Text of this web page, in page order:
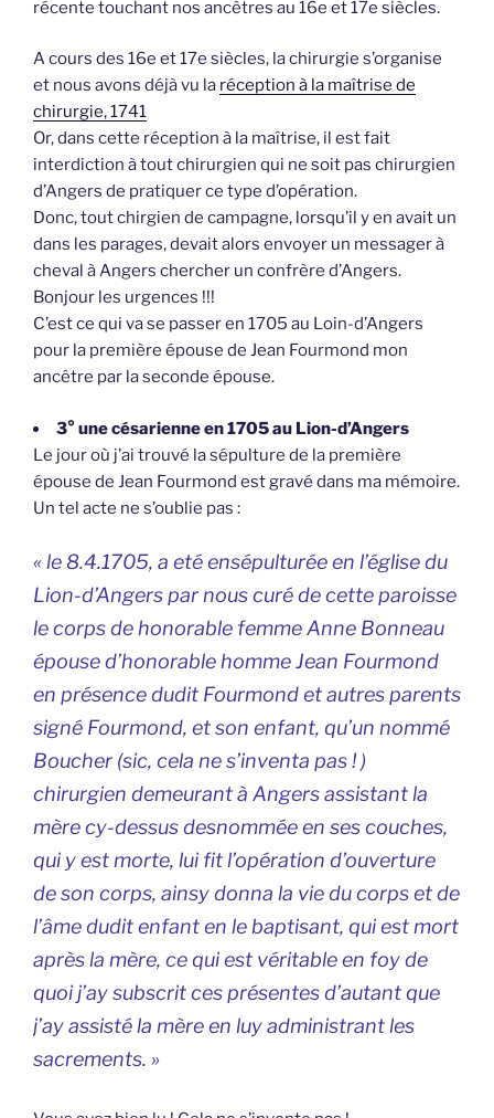
récente touchant nos ancêtres au 16e et 17e siècles.
A cours des 16e et 17e siècles, la chirurgie s’organise
et nous avons déjà vu la réception à la maîtrise de
chirurgie, 1741
Or, dans cette réception à la maîtrise, il est fait
interdiction à tout chirurgien qui ne soit pas chirurgien
d’Angers de pratiquer ce type d’opération.
Donc, tout chirgien de campagne, lorsqu’il y en avait un
dans les parages, devait alors envoyer un messager à
cheval à Angers chercher un confrère d’Angers.
Bonjour les urgences !!!
C’est ce qui va se passer en 1705 au Loin-d’Angers
pour la première épouse de Jean Fourmond mon
ancêtre par la seconde épouse.
3° une césarienne en 1705 au Lion-d’Angers
Le jour où j’ai trouvé la sépulture de la première
épouse de Jean Fourmond est gravé dans ma mémoire.
Un tel acte ne s’oublie pas :
« le 8.4.1705, a eté ensépulturée en l’église du
Lion-d’Angers par nous curé de cette paroisse
le corps de honorable femme Anne Bonneau
épouse d’honorable homme Jean Fourmond
en présence dudit Fourmond et autres parents
signé Fourmond, et son enfant, qu’un nommé
Boucher (sic, cela ne s’inventa pas !)
chirurgien demeurant à Angers assistant la
mère cy-dessus desnommée en ses couches,
qui y est morte, lui fit l’opération d’ouverture
de son corps, ainsy donna la vie du corps et de
l’âme dudit enfant en le baptisant, qui est mort
après la mère, ce qui est véritable en foy de
quoi j’ay subscrit ces présentes d’autant que
j’ay assisté la mère en luy administrant les
sacrements. »